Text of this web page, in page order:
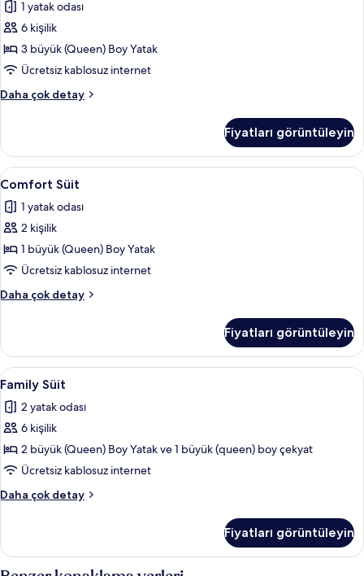
Oda
için
tüm
fotoğrafları
1 yatak odası
6 kişilik
3 büyük (Queen) Boy Yatak
Ücretsiz kablosuz internet
Daha çok detay
Deluxe
hakkında
daha
fazla
Fiyatları görüntüleyin
Comfort
Süit
için
tüm
fotoğrafları
görün
Comfort Süit | Ütü/ütü masası,
25
Comfort Süit
1 yatak odası
2 kişilik
1 büyük (Queen) Boy Yatak
Ücretsiz kablosuz internet
Daha çok detay
Comfort
fazla
detay
Fiyatları görüntüleyin
Family
Süit
için
tüm
fotoğrafları
görün
Family Süit | Ütü/ütü masası,
21
Family Süit
2 yatak odası
6 kişilik
2 büyük (Queen) Boy Yatak ve 1 büyük (queen) boy çekyat
Ücretsiz kablosuz internet
Daha çok detay
Family
fazla
detay
Fiyatları görüntüleyin